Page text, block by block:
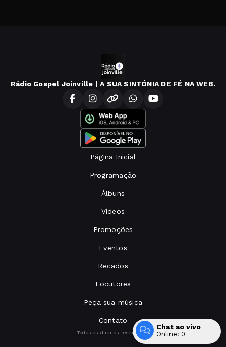
Rádio Gospel Joinville | A SUA SINTÓNIA DE FÉ NA WEB.
Página Inicial
Programação
Álbuns
Vídeos
Promoções
Eventos
Recados
Locutores
Peça sua música
Contato
Todos os direitos reservados.
Chat ao vivo
Online: 0